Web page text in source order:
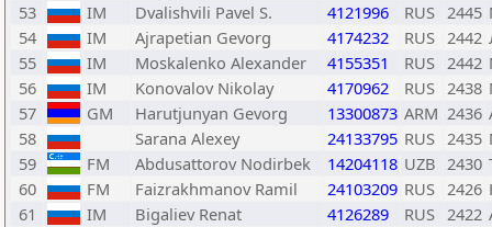
53
IM Dvalishvili Pavel S. 4121996 RUS 2445
54
IM Ajrapetian Gevorg 4174232 RUS 2442
55
IM Moskalenko Alexander 4155351 RUS 2442
56
IM Konovalov Nikolay 4170962 RUS 2438
57
GM Harutjunyan Gevorg 13300873 ARM 2436
58
Sarana Alexey 24133795 RUS 2435
59
FM Abdusattorov Nodirbek 14204118 UZB 2430
60
FM Faizrakhmanov Ramil 24103209 RUS 2426
61
IM Bigaliev Renat 4126289 RUS 2422